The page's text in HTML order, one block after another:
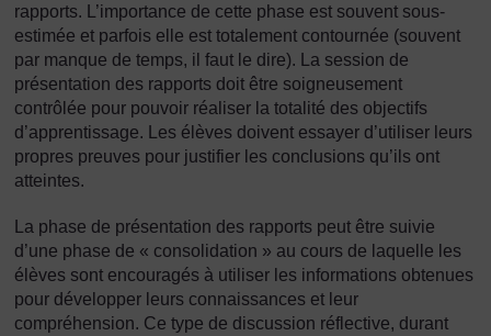
rapports. L’importance de cette phase est souvent sous-
estimée et parfois elle est totalement contournée (souvent
par manque de temps, il faut le dire). La session de
présentation des rapports doit être soigneusement
contrôlée pour pouvoir réaliser la totalité des objectifs
d’apprentissage. Les élèves doivent essayer d’utiliser leurs
propres preuves pour justifier les conclusions qu’ils ont
atteintes.
La phase de présentation des rapports peut être suivie
d’une phase de « consolidation » au cours de laquelle les
élèves sont encouragés à utiliser les informations obtenues
pour développer leurs connaissances et leur
compréhension. Ce type de discussion réflective, durant